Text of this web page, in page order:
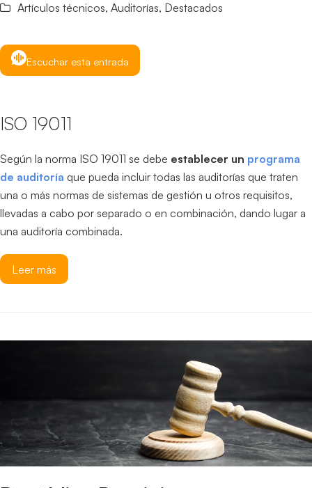
Artículos técnicos, Auditorías, Destacados
Escuchar esta entrada
ISO 19011
Según la norma ISO 19011 se debe establecer un programa
de auditoría que pueda incluir todas las auditorías que traten
una o más normas de sistemas de gestión u otros requisitos,
llevadas a cabo por separado o en combinación, dando lugar a
una auditoría combinada.
Leer más